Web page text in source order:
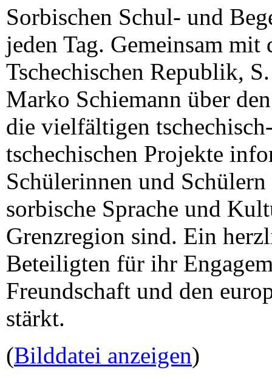
Sorbischen Schul- und
jeden Tag. Gemeinsam mit
Tschechischen Republik,
Marko Schiemann über
die vielfältigen
tschechischen Projekte
Schülerinnen und
sorbische Sprache und
Grenzregion sind. Ein
Beteiligten für ihr
Freundschaft und den
stärkt.
(Bilddatei anzeigen)